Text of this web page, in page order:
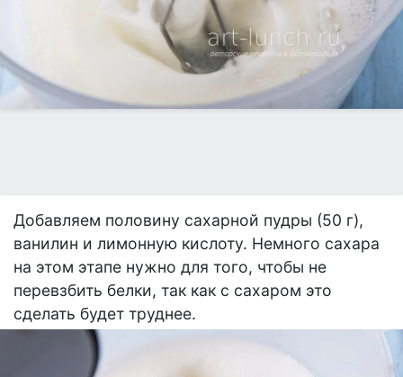
Добавляем половину сахарной пудры (50 г),
ванилин и лимонную кислоту. Немного сахара
на этом этапе нужно для того, чтобы не
перевзбить белки, так как с сахаром это
сделать будет труднее.